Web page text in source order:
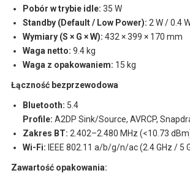
Pobór w trybie idle: 35 W
Standby (Default / Low Power): 2 W / 0.4
Wymiary (S × G × W): 432 × 399 × 170 mm
Waga netto: 9.4 kg
Waga z opakowaniem: 15 kg
Łączność bezprzewodowa
Bluetooth: 5.4
Profile: A2DP Sink/Source, AVRCP,
Zakres BT: 2.402–2.480 MHz (<10.73
Wi-Fi: IEEE 802.11 a/b/g/n/ac (2.4 GHz / 5
Zawartość opakowania: